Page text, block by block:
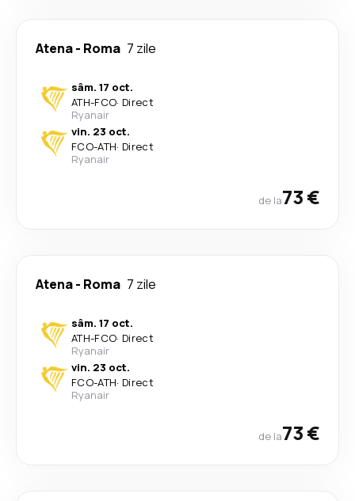
Atena- Roma 7 zile
sâm. 17 oct.
ATH-FCO· Direct
Ryanair
vin. 23 oct.
FCO-ATH· Direct
Ryanair
de la73 €
Atena- Roma 7 zile
sâm. 17 oct.
ATH-FCO· Direct
Ryanair
vin. 23 oct.
FCO-ATH· Direct
Ryanair
de la73 €